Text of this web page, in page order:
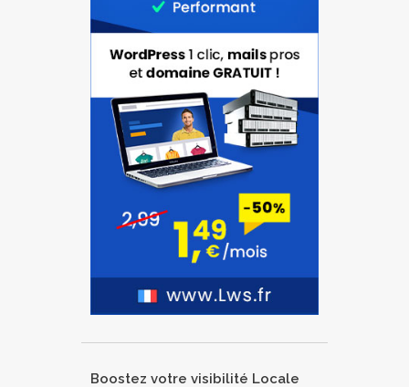
Boostez votre visibilité Locale